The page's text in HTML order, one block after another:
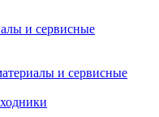
и сервисные
и сервисные